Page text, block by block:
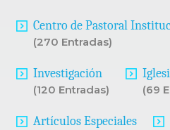
Centro de Pastoral
(270 Entradas)
Investigación
(120 Entradas) (69
Artículos Especiales